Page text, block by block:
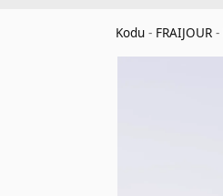
Kodu - FRAIJOUR -